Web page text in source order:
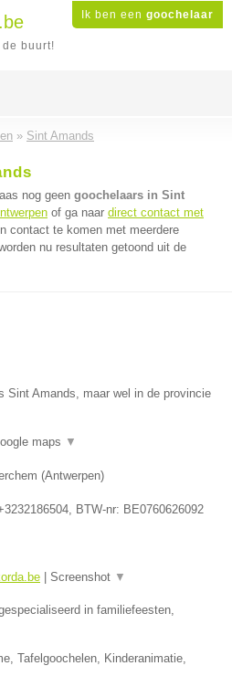
Ik ben een goochelaar
buurt!
» Sint Amands
nog geen goochelaars in Sint
of ga naar direct contact met
contact te komen met meerdere
nu resultaten getoond uit de
Sint Amands, maar wel in de provincie
maps ▼
(Antwerpen)
, BTW-nr: BE0760626092
Screenshot ▼
in familiefeesten,
Tafelgoochelen, Kinderanimatie,